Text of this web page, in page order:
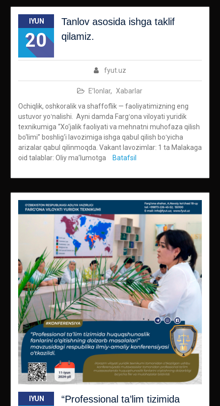
IYUN
20
Tanlov asosida ishga taklif
qilamiz.
fyut.uz
E’lonlar, Xabarlar
Ochiqlik, oshkoralik va shaffoflik — faoliyatimizning eng
ustuvor yoʻnalishi. Ayni damda Fargʻona viloyati yuridik
texnikumiga “Xo‘jalik faoliyati va mehnatni muhofaza qilish
bo‘limi” boshlig‘i lavozimiga ishga qabul qilish boʻyicha
arizalar qabul qilinmoqda. Vakant lavozimlar: 1 ta Malakaga
oid talablar: Oliy ma’lumotga
Batafsil
IYUN
“Professional ta’lim tizimida